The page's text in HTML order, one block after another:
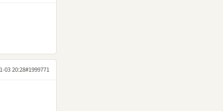
03 20:28#1999771